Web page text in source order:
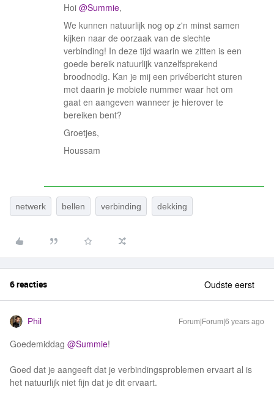
Hoi @Summie,
We kunnen natuurlijk nog op z'n minst samen
kijken naar de oorzaak van de slechte
verbinding! In deze tijd waarin we zitten is een
goede bereik natuurlijk vanzelfsprekend
broodnodig. Kan je mij een privébericht sturen
met daarin je mobiele nummer waar het om
gaat en aangeven wanneer je hierover te
bereiken bent?
Groetjes,
Houssam
netwerk bellen verbinding dekking
6 reacties Oudste eerst
Phil Forum|Forum|6 years ago
Goedemiddag @Summie!
Goed dat je aangeeft dat je verbindingsproblemen ervaart al is
het natuurlijk niet fijn dat je dit ervaart.